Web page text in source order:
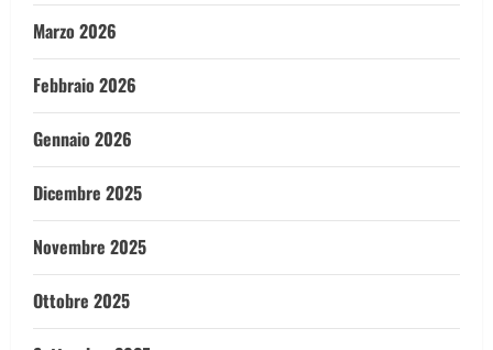
Marzo 2026
Febbraio 2026
Gennaio 2026
Dicembre 2025
Novembre 2025
Ottobre 2025